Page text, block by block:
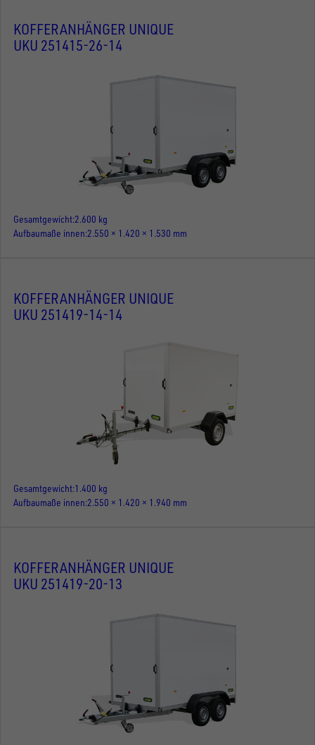
KOFFERANHÄNGER UNIQUE
UKU 251415-26-14
Gesamtgewicht 2.600 kg
Aufbaumaße innen 2.550 × 1.420 × 1.530 mm
KOFFERANHÄNGER UNIQUE
UKU 251419-14-14
Gesamtgewicht 1.400 kg
Aufbaumaße innen 2.550 × 1.420 × 1.940 mm
KOFFERANHÄNGER UNIQUE
UKU 251419-20-13